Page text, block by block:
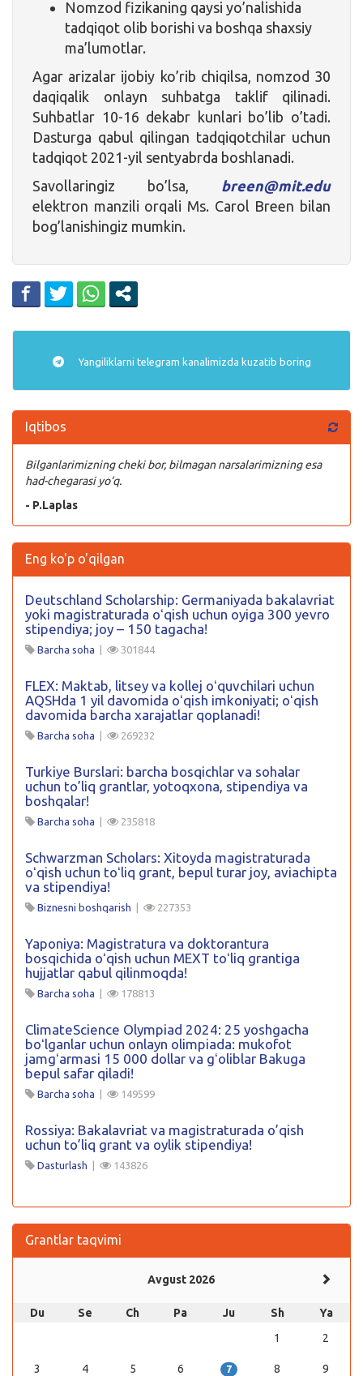
Nomzod fizikaning qaysi yo’nalishida
tadqiqot olib borishi va boshqa shaxsiy
ma’lumotlar.
Agar arizalar ijobiy ko’rib chiqilsa, nomzod 30
daqiqalik onlayn suhbatga taklif qilinadi.
Suhbatlar 10-16 dekabr kunlari bo’lib o’tadi.
Dasturga qabul qilingan tadqiqotchilar uchun
tadqiqot 2021-yil sentyabrda boshlanadi.
Savollaringiz bo’lsa, breen@mit.edu
elektron manzili orqali Ms. Carol Breen bilan
bog’lanishingiz mumkin.
Yangiliklarni telegram kanalimizda kuzatib boring
Iqtibos
Bilganlarimizning cheki bor, bilmagan narsalarimizning esa
had-chegarasi yo‘q.
- P.Laplas
Eng ko'p o'qilgan
Deutschland Scholarship: Germaniyada bakalavriat
yoki magistraturada oʻqish uchun oyiga 300 yevro
stipendiya; joy – 150 tagacha!
Barcha soha | 301844
FLEX: Maktab, litsey va kollej oʻquvchilari uchun
AQSHda 1 yil davomida oʻqish imkoniyati; oʻqish
davomida barcha xarajatlar qoplanadi!
Barcha soha | 269232
Turkiye Burslari: barcha bosqichlar va sohalar
uchun to’liq grantlar, yotoqxona, stipendiya va
boshqalar!
Barcha soha | 235818
Schwarzman Scholars: Xitoyda magistraturada
oʻqish uchun toʻliq grant, bepul turar joy, aviachipta
va stipendiya!
Biznesni boshqarish | 227353
Yaponiya: Magistratura va doktorantura
bosqichida oʻqish uchun MEXT toʻliq grantiga
hujjatlar qabul qilinmoqda!
Barcha soha | 178813
ClimateScience Olympiad 2024: 25 yoshgacha
boʻlganlar uchun onlayn olimpiada: mukofot
jamgʻarmasi 15 000 dollar va gʻoliblar Bakuga
bepul safar qiladi!
Barcha soha | 149599
Rossiya: Bakalavriat va magistraturada o’qish
uchun to’liq grant va oylik stipendiya!
Dasturlash | 143826
Grantlar taqvimi
Avgust 2026
Du Se Ch Pa Ju Sh
Ya
1
2
3 4 5 6 7 8 9